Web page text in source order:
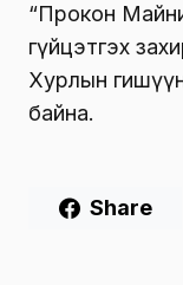
“Прокон
гүйцэтгэх
Хурлын
байна.
Share